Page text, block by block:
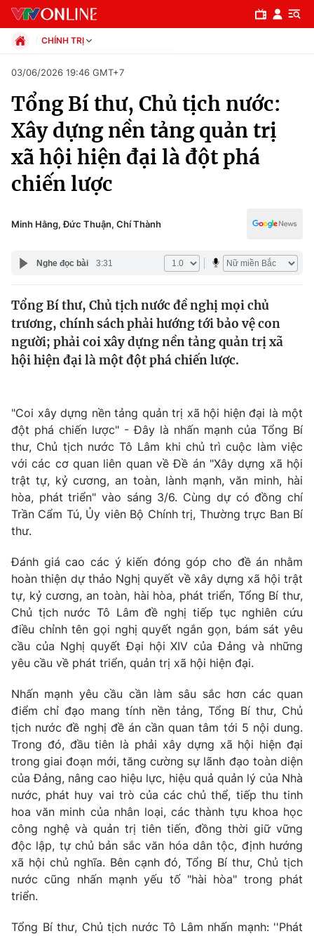
Chuyên mục
Chính trị
Xã hội
Pháp luật
Y tế
Thế giới
Tin tức
Thế giới đó đây
Kinh tế
Góc doanh nghiệp
Truyền hình
Phim VTV
Hậu trường
Nhân vật
Khán giả
Giải sao mai
Giải trí
Điện ảnh
Âm nhạc
Đời sống
Du lịch
Làm đẹp
Chất lượng cuộc sống
Tuyển sinh
Học trực tuyến
Công nghệ
Hitech Công nghệ tương lai
Sản phẩm
Thị trường
Tư vấn
Giao lưu trực tuyến
Lịch phát sóng
Chuyên mục khác
Emagazine Podcast
Photo Infographic
Video Shorts video
VTV Money VTV Thể thao
CHÍNH TRỊ
Xã hội
Pháp luật
Kinh tế
Thể thao
Truyền hình
Văn hóa - Giải trí
Y tế
Công nghệ
03/06/2026 19:46 GMT+7
Tổng Bí thư, Chủ tịch nước:
Xây dựng nền tảng quản trị
xã hội hiện đại là đột phá
chiến lược
Minh Hằng, Đức Thuận, Chí Thành
Nghe đọc bài 3:31
Tổng Bí thư, Chủ tịch nước đề nghị mọi chủ
trương, chính sách phải hướng tới bảo vệ con
người; phải coi xây dựng nền tảng quản trị xã
hội hiện đại là một đột phá chiến lược.
"Coi xây dựng nền tảng quản trị xã hội hiện đại là một
đột phá chiến lược" - Đây là nhấn mạnh của Tổng Bí
thư, Chủ tịch nước Tô Lâm khi chủ trì cuộc làm việc
với các cơ quan liên quan về Đề án "Xây dựng xã hội
trật tự, kỷ cương, an toàn, lành mạnh, văn minh, hài
hòa, phát triển" vào sáng 3/6. Cùng dự có đồng chí
Trần Cẩm Tú, Ủy viên Bộ Chính trị, Thường trực Ban Bí
thư.
Đánh giá cao các ý kiến đóng góp cho đề án nhằm
hoàn thiện dự thảo Nghị quyết về xây dựng xã hội trật
tự, kỷ cương, an toàn, hài hòa, phát triển, Tổng Bí thư,
Chủ tịch nước Tô Lâm đề nghị tiếp tục nghiên cứu
điều chỉnh tên gọi nghị quyết ngắn gọn, bám sát yêu
cầu của Nghị quyết Đại hội XIV của Đảng và những
yêu cầu về phát triển, quản trị xã hội hiện đại.
Nhấn mạnh yêu cầu cần làm sâu sắc hơn các quan
điểm chỉ đạo mang tính nền tảng, Tổng Bí thư, Chủ
tịch nước đề nghị đề án cần quan tâm tới 5 nội dung.
Trong đó, đầu tiên là phải xây dựng xã hội hiện đại
trong giai đoạn mới, tăng cường sự lãnh đạo toàn diện
của Đảng, nâng cao hiệu lực, hiệu quả quản lý của Nhà
nước, phát huy vai trò của các chủ thể, tiếp thu tinh
hoa văn minh của nhân loại, các thành tựu khoa học
công nghệ và quản trị tiên tiến, đồng thời giữ vững
độc lập, tự chủ bản sắc văn hóa dân tộc, định hướng
xã hội chủ nghĩa. Bên cạnh đó, Tổng Bí thư, Chủ tịch
nước cũng nhấn mạnh yếu tố "hài hòa" trong phát
triển.
Tổng Bí thư, Chủ tịch nước Tô Lâm nhấn mạnh: ''Phát